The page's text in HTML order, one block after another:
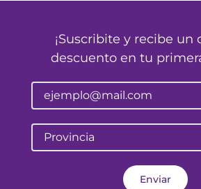
¡Suscribite y recibe un
descuento en tu
Provincia
Enviar